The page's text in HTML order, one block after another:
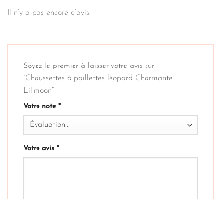
Il n’y a pas encore d’avis.
Soyez le premier à laisser votre avis sur
“Chaussettes à paillettes léopard Charmante
Lil’moon”
Votre note *
Votre avis *